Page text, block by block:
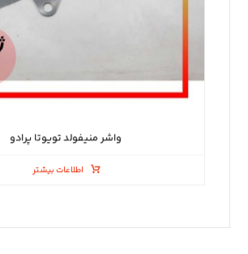
واشر منیفولد تویوتا پرادو
اطلاعات بیشتر